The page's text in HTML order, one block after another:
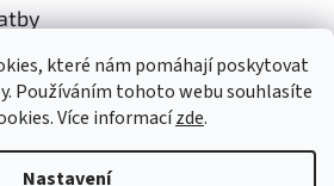
které nám pomáhají poskytovat
Používáním tohoto webu souhlasíte
. Více informacízde.
Nastavení